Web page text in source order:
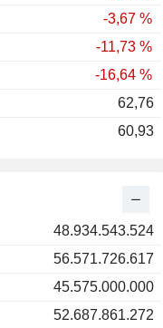
48.934.543.524
56.571.726.617
45.575.000.000
52.687.861.272
-3,67 %
-11,73 %
-16,64 %
62,76
60,93